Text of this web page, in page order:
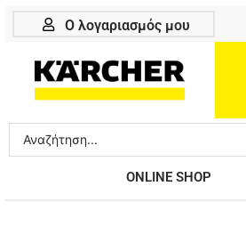
Μετάβαση
Ο λογαριασμός μου
Search
...
ONLINE SHOP